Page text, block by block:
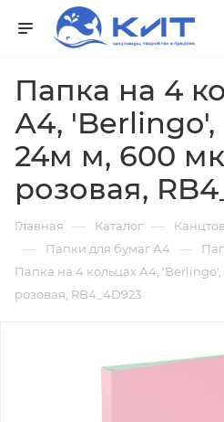
Папка на 4
А4, 'Berlingo',
24м м, 600
розовая,
Главная — Каталог —
— Папки для бумаг А4 —
Папка на 4 кольцах А4,
розовая, RB4_4D923